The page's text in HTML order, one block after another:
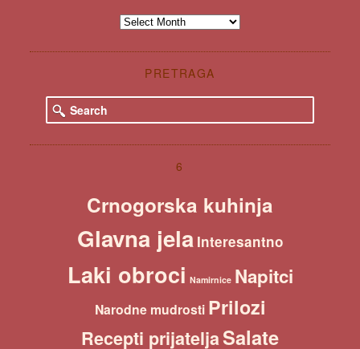
Špaiz
PRETRAGA
e
r
6
Crnogorska kuhinja
Glavna jela Interesantno
Laki obroci Namirnice Napitci
Narodne mudrosti Prilozi
Recepti prijateljaSalate